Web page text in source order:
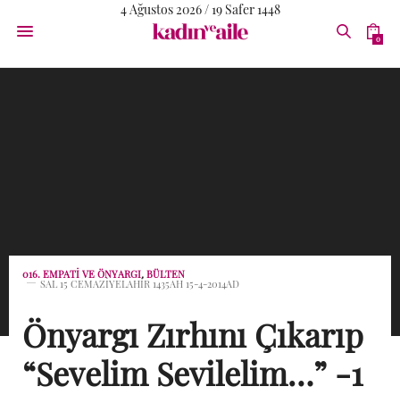
4 Ağustos 2026 / 19 Safer 1448
0
016. EMPATI VE ÖNYARGI, BÜLTEN
SAL 15 CEMAZIYELAHIR 1435AH 15-4-2014AD
Önyargı Zırhını Çıkarıp
“Sevelim Sevilelim…” -1